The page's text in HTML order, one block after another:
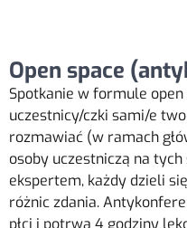
Open space
Spotkanie w formule
uczestnicy/czki sami/e
rozmawiać (w ramach
osoby uczestniczą na
ekspertem, każdy dzieli
różnic zdania.
płci i potrwa 4 godziny